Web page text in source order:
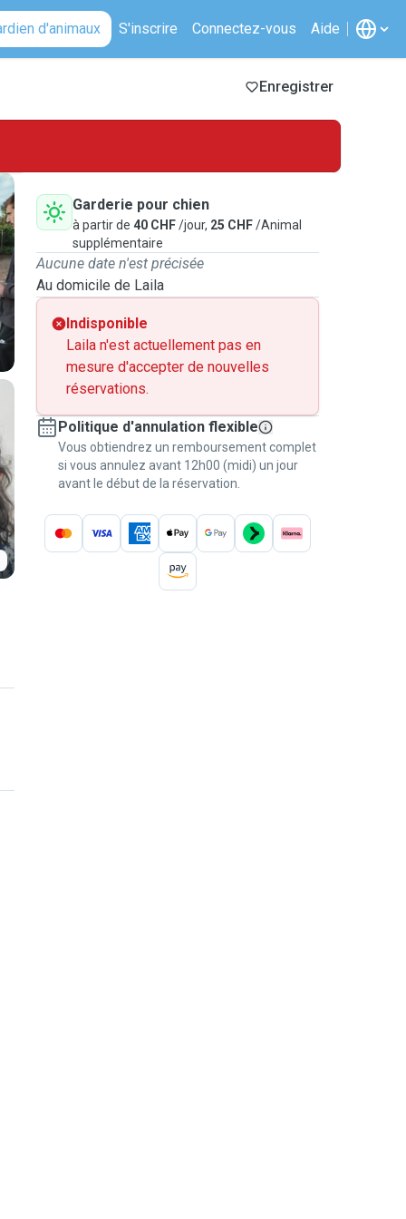
d'animaux S'inscrire Connectez-vous Aide
Enregistrer
Garderie pour chien
à partir de 40 CHF/jour, 25 CHF/Animal
supplémentaire
Aucune date n'est précisée
Au domicile de Laila
Indisponible
Laila n'est actuellement pas en
mesure d'accepter de nouvelles
réservations.
Politique d'annulation flexible
Vous obtiendrez un remboursement complet
si vous annulez avant 12h00 (midi) un jour
avant le début de la réservation.